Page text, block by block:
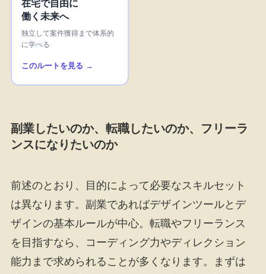
在宅で自由に
働く未来へ
独立して案件獲得まで体系的
に学べる
このルートを見る →
副業したいのか、転職したいのか、フリーラ
ンスになりたいのか
前述のとおり、目的によって必要なスキルセット
は異なります。副業であればデザインツールとデ
ザインの基本ルールが中心。転職やフリーランス
を目指すなら、コーディング力やディレクション
能力まで求められることが多くなります。まずは